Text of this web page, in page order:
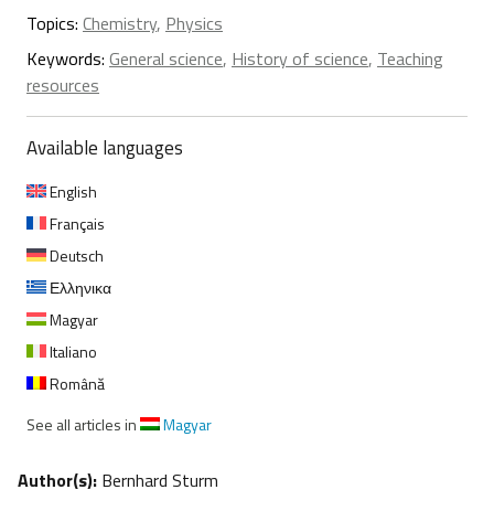
Topics: Chemistry, Physics
Keywords: General science, History of science, Teaching
resources
Available languages
English
Français
Deutsch
Ελληνικα
Magyar
Italiano
Română
See all articles in
Magyar
Author(s): Bernhard Sturm